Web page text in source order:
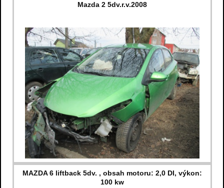
Mazda 2 5dv.r.v.2008
MAZDA 6 liftback 5dv. , obsah motoru: 2,0 DI, výkon:
100 kw